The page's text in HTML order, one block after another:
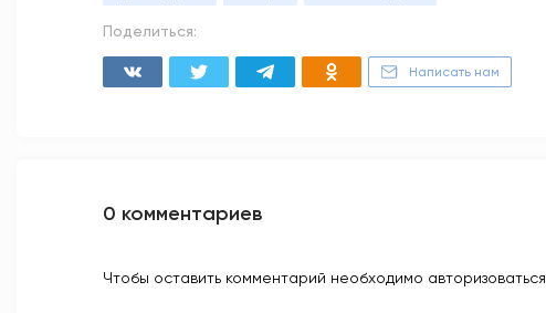
Поделиться:
Написать нам
0 комментариев
Чтобы оставить комментарий необходимо авторизоваться